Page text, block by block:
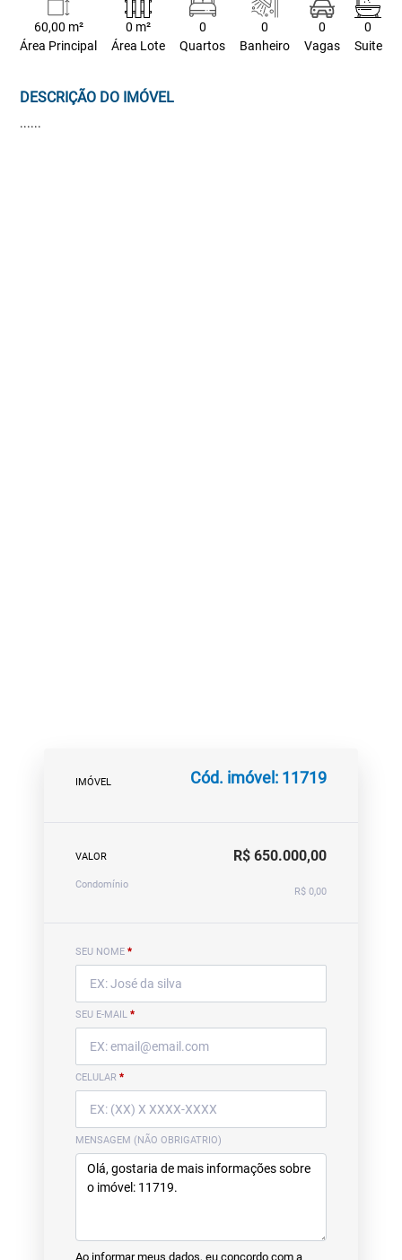
60,00 m²
Área Principal
0 m²
Área Lote
0
Quartos
0
Banheiro
0
Vagas
0
Suite
DESCRIÇÃO DO IMÓVEL
......
IMÓVEL Cód. imóvel: 11719
VALOR R$ 650.000,00
Condomínio
R$ 0,00
SEU NOME *
SEU E-MAIL *
CELULAR *
MENSAGEM (NÃO OBRIGATRIO)
Ao informar meus dados, eu concordo com a